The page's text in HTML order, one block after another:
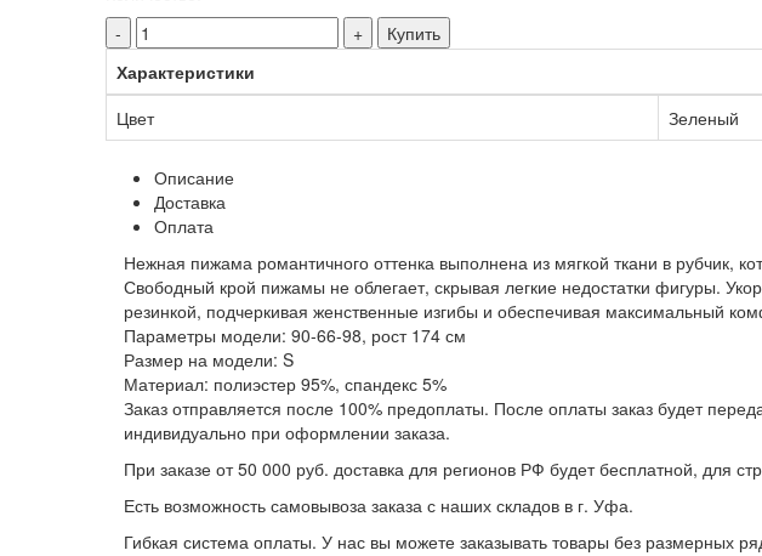
-
+
Купить
Характеристики
Цвет
Зеленый
Описание
Доставка
Оплата
Нежная пижама романтичного оттенка выполнена из мягкой ткани в рубчик,
Свободный крой пижамы не облегает, скрывая легкие недостатки фигуры.
резинкой, подчеркивая женственные изгибы и обеспечивая максимальный
Параметры модели: 90-66-98, рост 174 см
Размер на модели: S
Материал: полиэстер 95%, спандекс 5%
Заказ отправляется после 100% предоплаты. После оплаты заказ будет
индивидуально при оформлении заказа.
При заказе от 50 000 руб. доставка для регионов РФ будет бесплатной, для
Есть возможность самовывоза заказа с наших складов в г. Уфа.
Гибкая система оплаты. У нас вы можете заказывать товары без размерных